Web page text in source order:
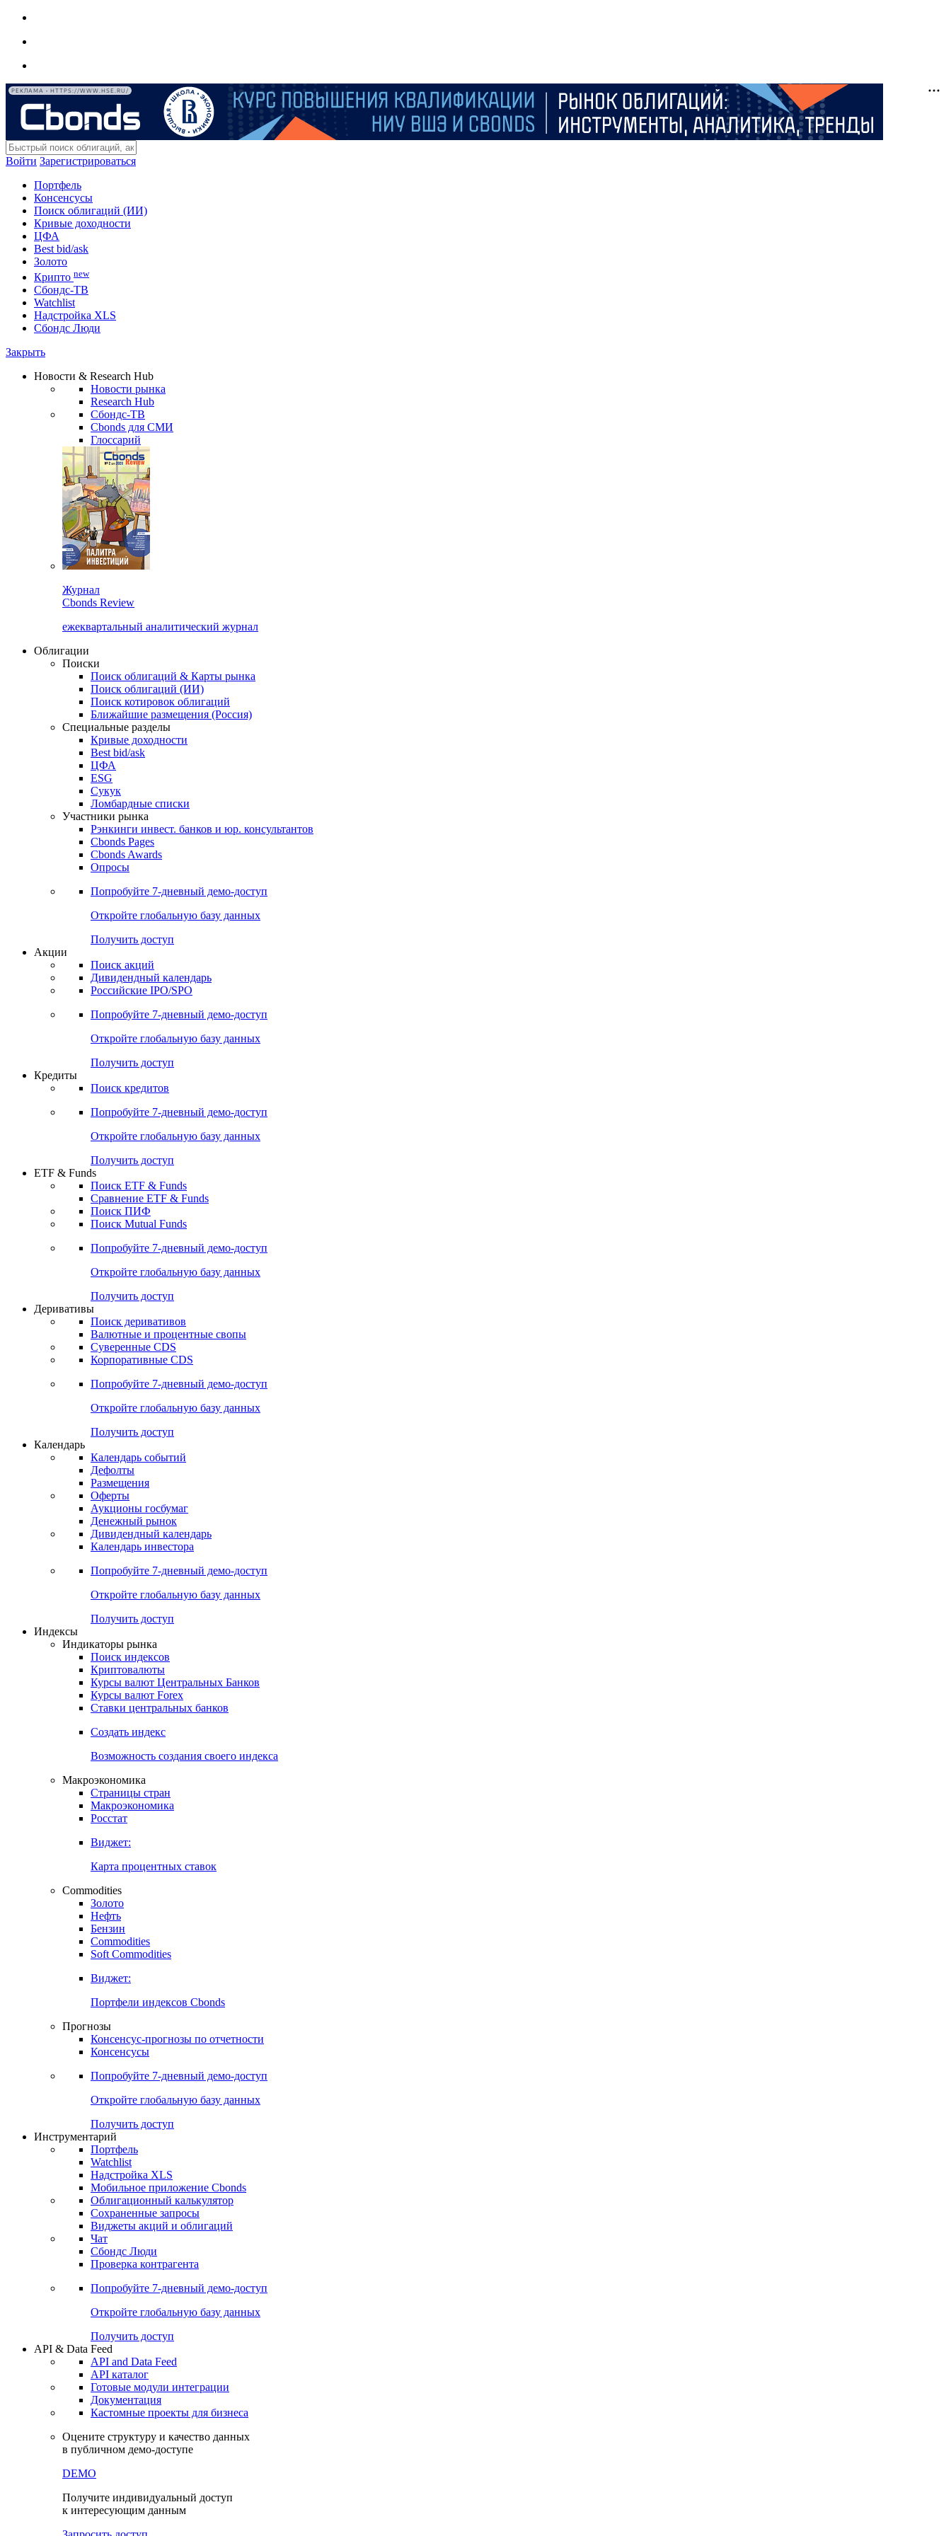
РЕКЛАМА • HTTPS://WWW.HSE.RU/
Войти Зарегистрироваться
Портфель
Консенсусы
Поиск облигаций (ИИ)
Кривые доходности
ЦФА
Best bid/ask
Золото
Крипто new
Сбондс-ТВ
Watchlist
Надстройка XLS
Сбондс Люди
Закрыть
Новости & Research Hub
Новости рынка
Research Hub
Сбондс-ТВ
Cbonds для СМИ
Глоссарий
Журнал
Cbonds Review
ежеквартальный аналитический журнал
Облигации
Поиски
Поиск облигаций & Карты рынка
Поиск облигаций (ИИ)
Поиск котировок облигаций
Ближайшие размещения (Россия)
Специальные разделы
Кривые доходности
Best bid/ask
ЦФА
ESG
Сукук
Ломбардные списки
Участники рынка
Рэнкинги инвест. банков и юр. консультантов
Cbonds Pages
Cbonds Awards
Опросы
Попробуйте 7-дневный демо-доступ
Откройте глобальную базу данных
Получить доступ
Акции
Поиск акций
Дивидендный календарь
Российские IPO/SPO
Попробуйте 7-дневный демо-доступ
Откройте глобальную базу данных
Получить доступ
Кредиты
Поиск кредитов
Попробуйте 7-дневный демо-доступ
Откройте глобальную базу данных
Получить доступ
ETF & Funds
Поиск ETF & Funds
Сравнение ETF & Funds
Поиск ПИФ
Поиск Mutual Funds
Попробуйте 7-дневный демо-доступ
Откройте глобальную базу данных
Получить доступ
Деривативы
Поиск деривативов
Валютные и процентные свопы
Суверенные CDS
Корпоративные CDS
Попробуйте 7-дневный демо-доступ
Откройте глобальную базу данных
Получить доступ
Календарь
Календарь событий
Дефолты
Размещения
Оферты
Аукционы госбумаг
Денежный рынок
Дивидендный календарь
Календарь инвестора
Попробуйте 7-дневный демо-доступ
Откройте глобальную базу данных
Получить доступ
Индексы
Индикаторы рынка
Поиск индексов
Криптовалюты
Курсы валют Центральных Банков
Курсы валют Forex
Ставки центральных банков
Создать индекс
Возможность создания своего индекса
Макроэкономика
Страницы стран
Макроэкономика
Росстат
Виджет:
Карта процентных ставок
Commodities
Золото
Нефть
Бензин
Commodities
Soft Commodities
Виджет:
Портфели индексов Cbonds
Прогнозы
Консенсус-прогнозы по отчетности
Консенсусы
Попробуйте 7-дневный демо-доступ
Откройте глобальную базу данных
Получить доступ
Инструментарий
Портфель
Watchlist
Надстройка XLS
Мобильное приложение Cbonds
Облигационный калькулятор
Сохраненные запросы
Виджеты акций и облигаций
Чат
Сбондс Люди
Проверка контрагента
Попробуйте 7-дневный демо-доступ
Откройте глобальную базу данных
Получить доступ
API & Data Feed
API and Data Feed
API каталог
Готовые модули интеграции
Документация
Кастомные проекты для бизнеса
Оцените структуру и качество данных
в публичном демо-доступе
DEMO
Получите индивидуальный доступ
к интересующим данным